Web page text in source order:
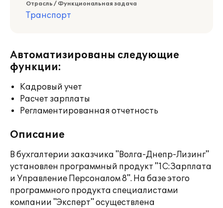
Отрасль / Функциональная задача
Транспорт
Автоматизированы следующие
функции:
Кадровый учет
Расчет зарплаты
Регламентированная отчетность
Описание
В бухгалтерии заказчика "Волга-Днепр-Лизинг"
установлен программный продукт "1С:Зарплата
и Управление Персоналом 8". На базе этого
программного продукта специалистами
компании "Эксперт" осуществлена